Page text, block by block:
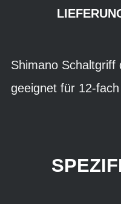
Shimano
geeignet für 12-